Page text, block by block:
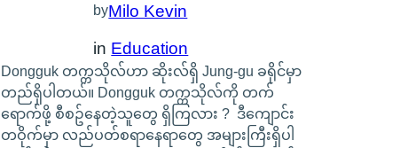
byMilo Kevin
in Education
Dongguk တက္ကသိုလ်ဟာ ဆိုးလ်ရှိ Jung-gu ခရိုင်မှာ
တည်ရှိပါတယ်။ Dongguk တက္ကသိုလ်ကို တက်
ရောက်ဖို့ စီစဥ်နေတဲ့သူတွေ ရှိကြလား ? ဒီကျောင်း
တဝိုက်မှာ လည်ပတ်စရာနေရာတွေ အများကြီးရှိပါ